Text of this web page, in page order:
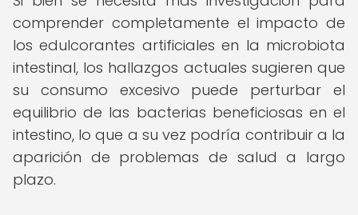
comprender completamente el impacto de
los edulcorantes artificiales en la microbiota
intestinal, los hallazgos actuales sugieren que
su consumo excesivo puede perturbar el
equilibrio de las bacterias beneficiosas en el
intestino, lo que a su vez podría contribuir a la
aparición de problemas de salud a largo
plazo.